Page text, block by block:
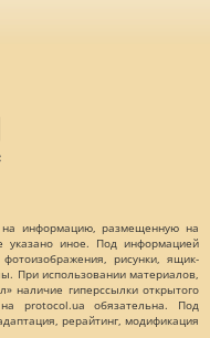
на информацию, размещенную на
указано иное. Под информацией
рисунки, ящик-
При использовании материалов,
наличие гиперссылки открытого
protocol.ua обязательна. Под
рерайтинг, модификация